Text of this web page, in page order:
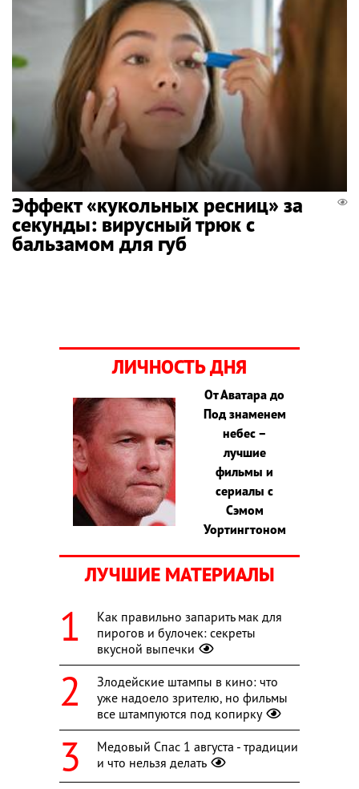
Эффект «кукольных ресниц» за
секунды: вирусный трюк с
бальзамом для губ
ЛИЧНОСТЬ ДНЯ
От Аватара до
Под знаменем
небес –
лучшие
фильмы и
сериалы с
Сэмом
Уортингтоном
ЛУЧШИЕ МАТЕРИАЛЫ
Как правильно запарить мак для
пирогов и булочек: секреты
вкусной выпечки
Злодейские штампы в кино: что
уже надоело зрителю, но фильмы
все штампуются под копирку
Медовый Спас 1 августа - традиции
и что нельзя делать